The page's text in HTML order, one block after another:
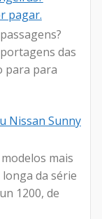
pagar.
das
para para
Nissan Sunny
mais
da série
1200, de